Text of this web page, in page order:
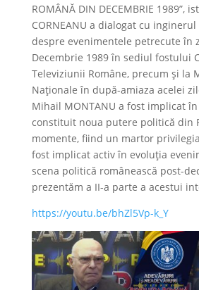
ROMÂNĂ DIN DECEMBRIE 1989”,
CORNEANU a dialogat cu
despre evenimentele petrecute în
Decembrie 1989 în sediul fostului
Televiziunii Române, precum și la
Naționale în după-amiaza acelei
Mihail MONTANU a fost implicat
constituit noua putere politică din
momente, fiind un martor
fost implicat activ în evoluția
scena politică românească post-
prezentăm a II-a parte a acestui
https://youtu.be/bhZl5Vp-k_Y